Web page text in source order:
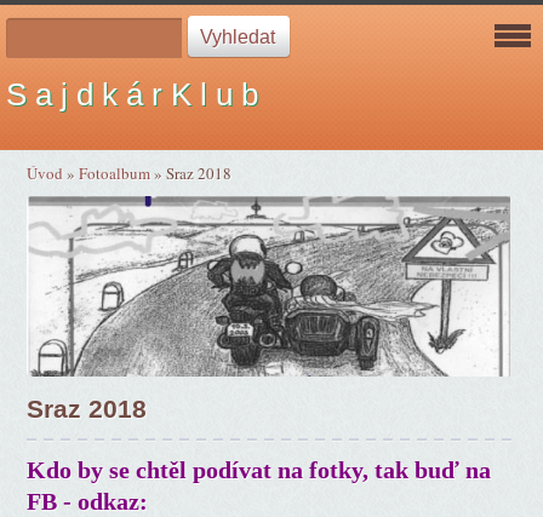
S a j d k á r K l u b
Úvod »Fotoalbum»Sraz 2018
Sraz 2018
Kdo by se chtěl podívat na fotky, tak buď na
FB - odkaz: